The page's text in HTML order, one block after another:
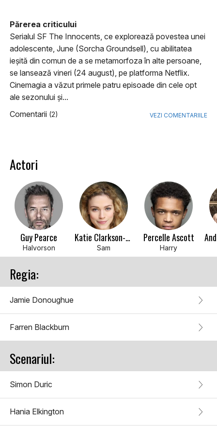
Părerea criticului
Serialul SF The Innocents, ce explorează povestea unei
adolescente, June (Sorcha Groundsell), cu abilitatea
ieşită din comun de a se metamorfoza în alte persoane,
se lansează vineri (24 august), pe platforma Netflix.
Cinemagia a văzut primele patru episoade din cele opt
ale sezonului şi...
Comentarii (2) VEZI COMENTARIILE
Actori
Guy Pearce
Halvorson
Katie Clarkson-Hill
Sam
Percelle Ascott
Harry
Regia:
Jamie Donoughue
Farren Blackburn
Scenariul:
Simon Duric
Hania Elkington